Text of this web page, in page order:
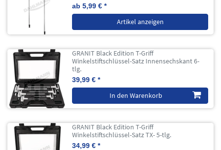
ab 5,99 € *
Artikel anzeigen
GRANIT Black Edition T-Griff
Winkelstiftschlüssel-Satz Innensechskant 6-
tlg.
39,99 € *
In den Warenkorb
GRANIT Black Edition T-Griff
Winkelstiftschlüssel-Satz TX- 5-tlg.
34,99 € *